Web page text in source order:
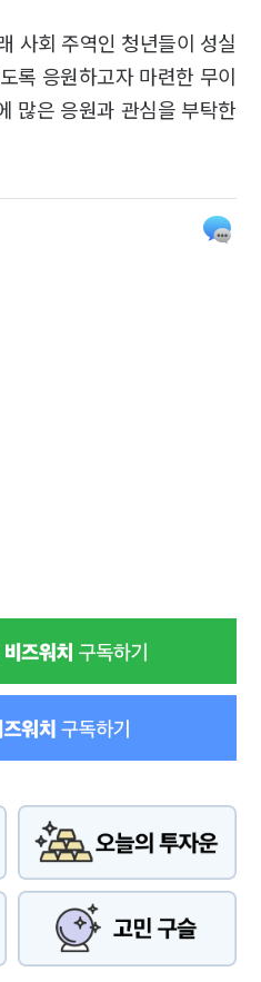
사회 주역인 청년들이 성실
록 응원하고자 마련한 무이
많은 응원과 관심을 부탁한